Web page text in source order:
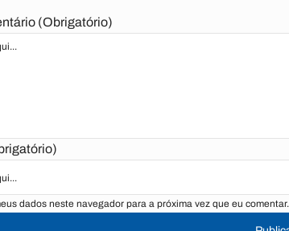
(Obrigatório)
dados neste navegador para a próxima vez que eu comentar.